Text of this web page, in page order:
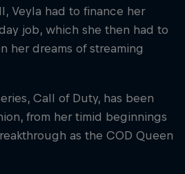
Veyla had to finance her
job, which she then had to
her dreams of streaming
Call of Duty, has been
from her timid beginnings
as the COD Queen